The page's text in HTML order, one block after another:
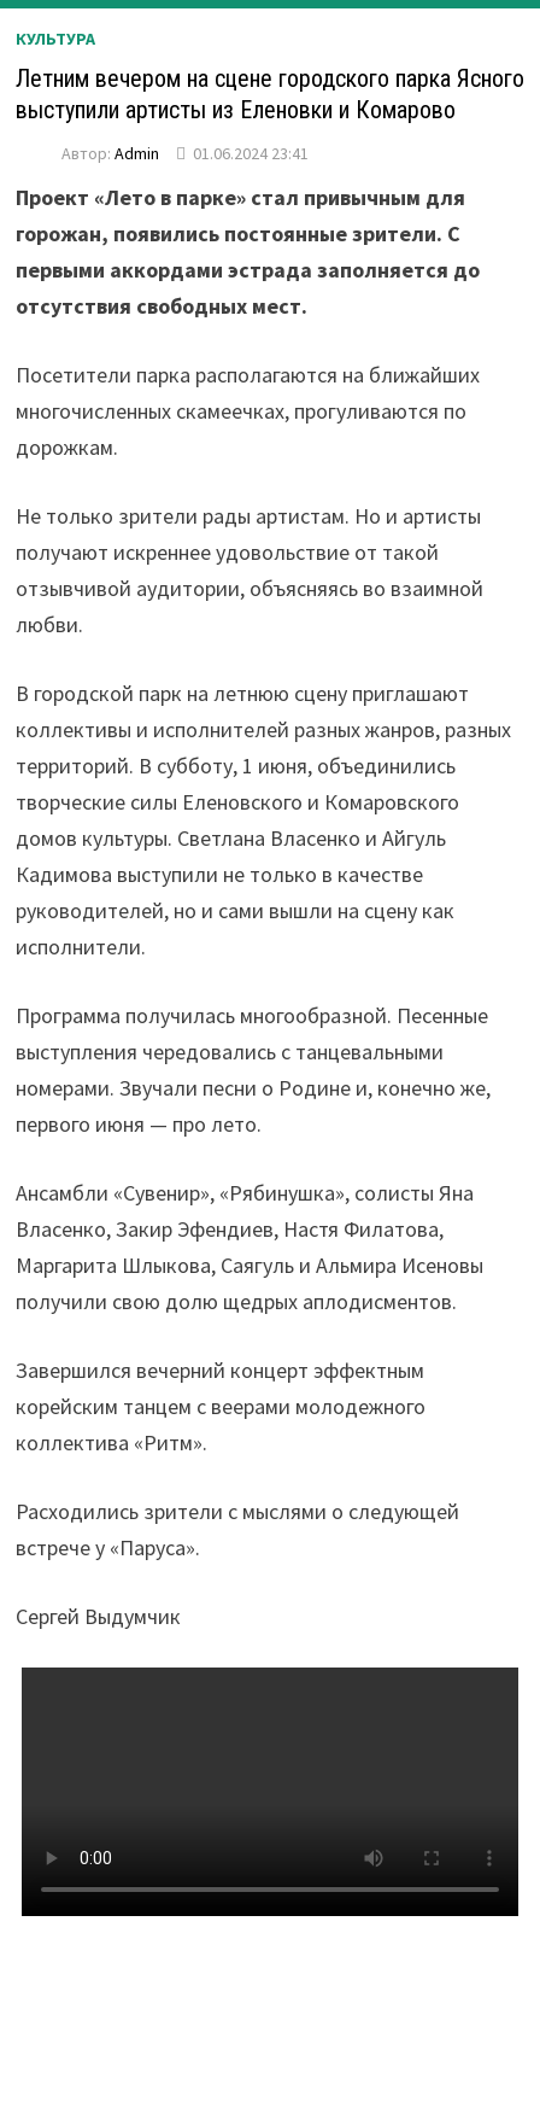
КУЛЬТУРА
Летним вечером на сцене городского парка Ясного
выступили артисты из Еленовки и Комарово
Автор: Admin 01.06.2024 23:41
Проект «Лето в парке» стал привычным для
горожан, появились постоянные зрители. С
первыми аккордами эстрада заполняется до
отсутствия свободных мест.
Посетители парка располагаются на ближайших
многочисленных скамеечках, прогуливаются по
дорожкам.
Не только зрители рады артистам. Но и артисты
получают искреннее удовольствие от такой
отзывчивой аудитории, объясняясь во взаимной
любви.
В городской парк на летнюю сцену приглашают
коллективы и исполнителей разных жанров, разных
территорий. В субботу, 1 июня, объединились
творческие силы Еленовского и Комаровского
домов культуры. Светлана Власенко и Айгуль
Кадимова выступили не только в качестве
руководителей, но и сами вышли на сцену как
исполнители.
Программа получилась многообразной. Песенные
выступления чередовались с танцевальными
номерами. Звучали песни о Родине и, конечно же,
первого июня — про лето.
Ансамбли «Сувенир», «Рябинушка», солисты Яна
Власенко, Закир Эфендиев, Настя Филатова,
Маргарита Шлыкова, Саягуль и Альмира Исеновы
получили свою долю щедрых аплодисментов.
Завершился вечерний концерт эффектным
корейским танцем с веерами молодежного
коллектива «Ритм».
Расходились зрители с мыслями о следующей
встрече у «Паруса».
Сергей Выдумчик